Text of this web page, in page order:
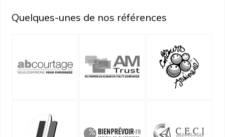
Quelques-unes de nos références